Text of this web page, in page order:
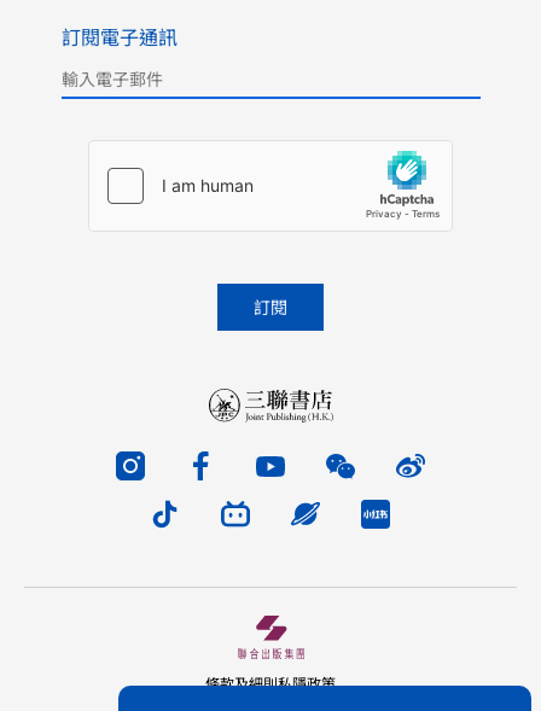
訂閱電子通訊
條款及細則私隱政策